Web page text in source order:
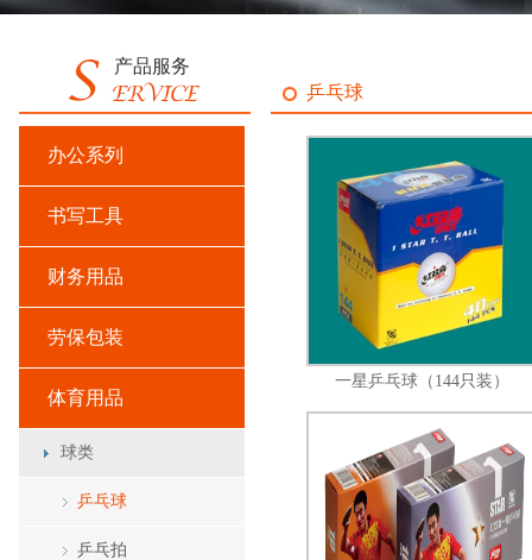
产品服务
办公系列
书写工具
财务用品
劳保包装
体育用品
球类
乒乓球
乒乓拍
乒乓球
一星乒乓球（144只装）